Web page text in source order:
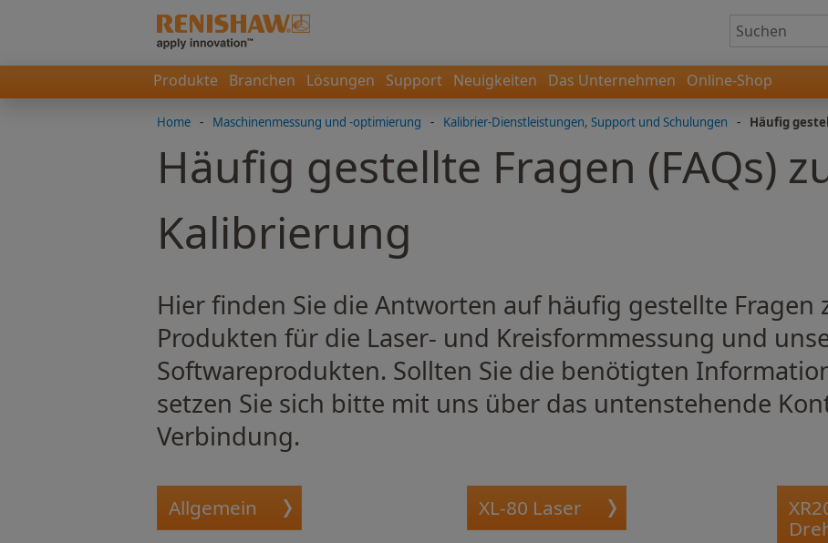
Produkte Branchen Lösungen Support Neuigkeiten Das Unternehmen Online-Shop
Home - Maschinenmessung und -optimierung - Kalibrier-Dienstleistungen, Support und Schulungen - Häufig
Häufig gestellte Fragen (FAQs)
Kalibrierung
Hier finden Sie die Antworten auf häufig gestellte Fragen
Produkten für die Laser- und Kreisformmessung und
Softwareprodukten. Sollten Sie die benötigten
setzen Sie sich bitte mit uns über das untenstehende
Verbindung.
Allgemein XL-80 Laser